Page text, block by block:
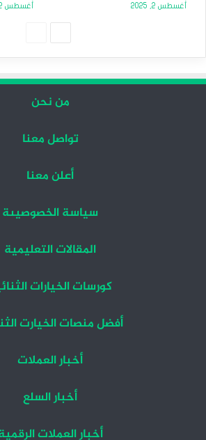
أغسطس 2, 2025 أغسطس 2, 2025
من نحن
تواصل معنا
أعلن معنا
سياسة الخصوصيىة
المقالات التعليمية
كورسات الخيارات
أفضل منصات الخيارت
أخبار العملات
أخبار السلع
أخبار العملات